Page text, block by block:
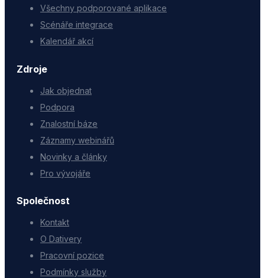
Všechny podporované aplikace
Scénáře integrace
Kalendář akcí
Zdroje
Jak objednat
Podpora
Znalostní báze
Záznamy webinářů
Novinky a články
Pro vývojáře
Společnost
Kontakt
O Dativery
Pracovní pozice
Podmínky služby